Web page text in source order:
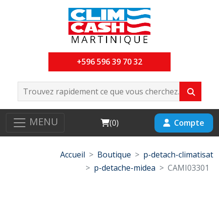
+596 596 39 70 32
MENU Cart
(0) Compte
Accueil Boutique
p-detach-climatisat
p-detache-midea
CAMI03301